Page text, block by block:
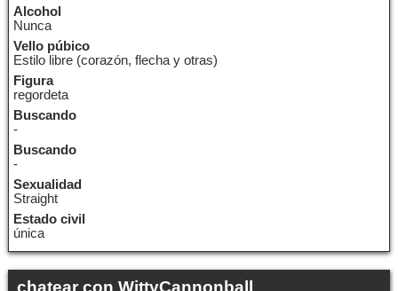
Alcohol
Nunca
Vello púbico
Estilo libre (corazón, flecha y otras)
Figura
regordeta
Buscando
-
Buscando
-
Sexualidad
Straight
Estado civil
única